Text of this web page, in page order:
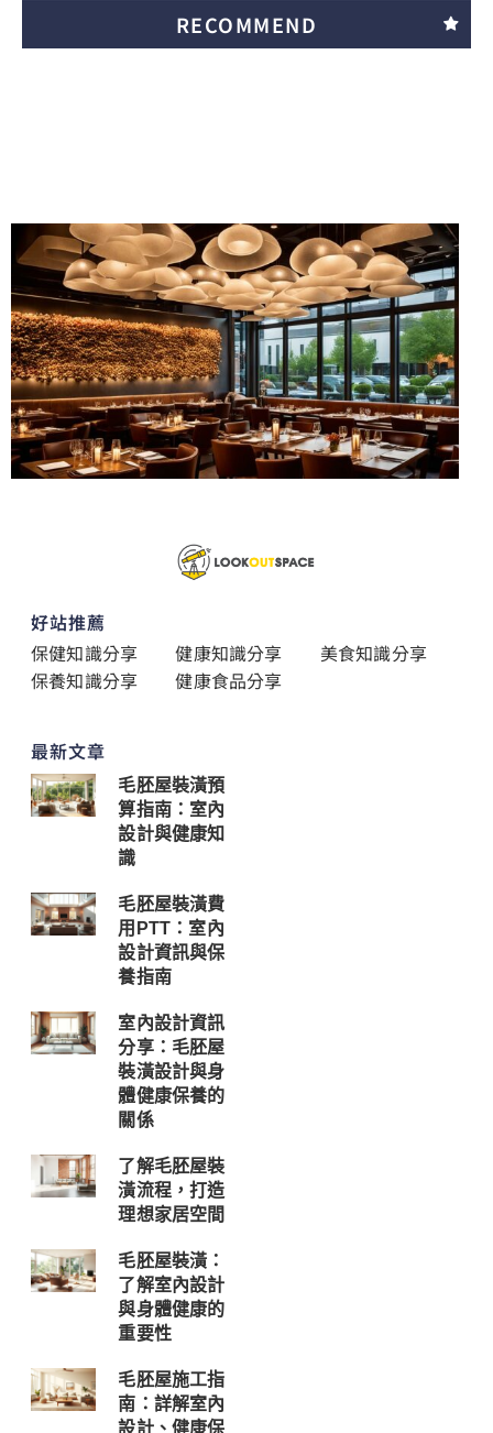
RECOMMEND
好站推薦
保健知識分享
健康知識分享
美食知識分享
保養知識分享
健康食品分享
最新文章
毛胚屋裝潢預
算指南：室內
設計與健康知
識
毛胚屋裝潢費
用PTT：室內
設計資訊與保
養指南
室內設計資訊
分享：毛胚屋
裝潢設計與身
體健康保養的
關係
了解毛胚屋裝
潢流程，打造
理想家居空間
毛胚屋裝潢：
了解室內設計
與身體健康的
重要性
毛胚屋施工指
南：詳解室內
設計、健康保